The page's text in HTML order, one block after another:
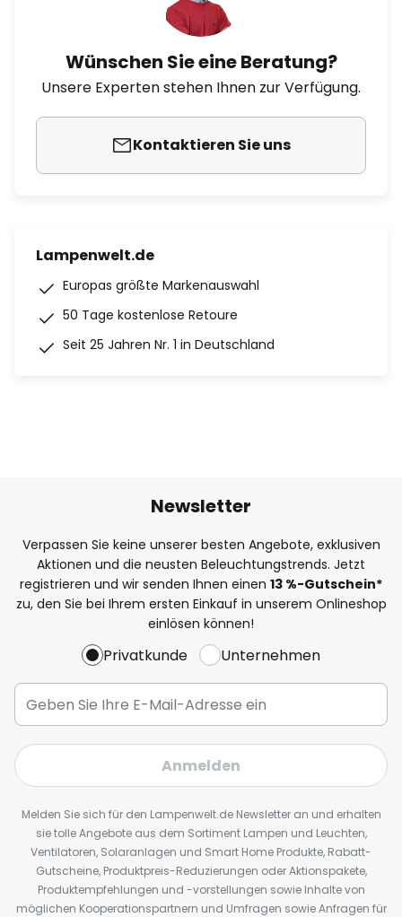
Wünschen Sie eine Beratung?
Unsere Experten stehen Ihnen zur Verfügung.
Kontaktieren Sie uns
Lampenwelt.de
Europas größte Markenauswahl
50 Tage kostenlose Retoure
Seit 25 Jahren Nr. 1 in Deutschland
Newsletter
Verpassen Sie keine unserer besten Angebote, exklusiven
Aktionen und die neusten Beleuchtungstrends. Jetzt
registrieren und wir senden Ihnen einen 13 %-Gutschein*
zu, den Sie bei Ihrem ersten Einkauf in unserem Onlineshop
einlösen können!
Privatkunde Unternehmen
Anmelden
Melden Sie sich für den Lampenwelt.de Newsletter an und erhalten
sie tolle Angebote aus dem Sortiment Lampen und Leuchten,
Ventilatoren, Solaranlagen und Smart Home Produkte, Rabatt-
Gutscheine, Produktpreis-Reduzierungen oder Aktionspakete,
Produktempfehlungen und -vorstellungen sowie Inhalte von
möglichen Kooperationspartnern und Umfragen sowie Anfragen für